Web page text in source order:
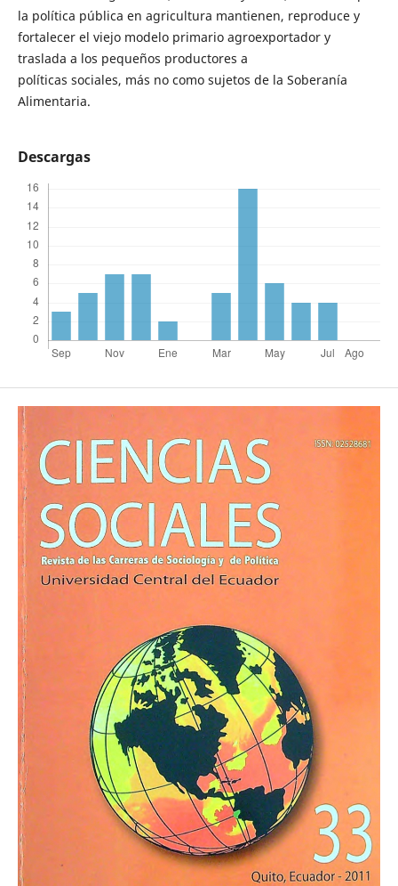
la política pública en agricultura mantienen, reproduce y
fortalecer el viejo modelo primario agroexportador y
traslada a los pequeños productores a
políticas sociales, más no como sujetos de la Soberanía
Alimentaria.
Descargas